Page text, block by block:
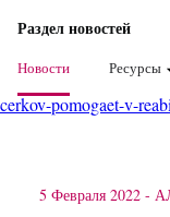
Раздел новостей
Новости Ресурсы
cerkov-pomogaet-v-
5 Февраля 2022 -